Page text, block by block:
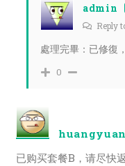
admin
Reply
處理完畢：已修復
0
已购买套餐B，请尽快返